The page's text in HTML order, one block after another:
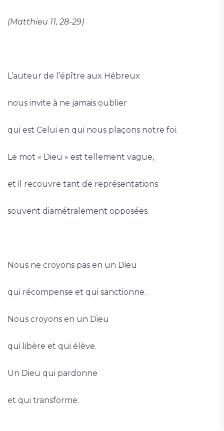
(Matthieu 11, 28-29)
L’auteur de l’épître aux Hébreux
nous invite à ne jamais oublier
qui est Celui en qui nous plaçons notre foi.
Le mot « Dieu » est tellement vague,
et il recouvre tant de représentations
souvent diamétralement opposées.
Nous ne croyons pas en un Dieu
qui récompense et qui sanctionne.
Nous croyons en un Dieu
qui libère et qui élève.
Un Dieu qui pardonne
et qui transforme.